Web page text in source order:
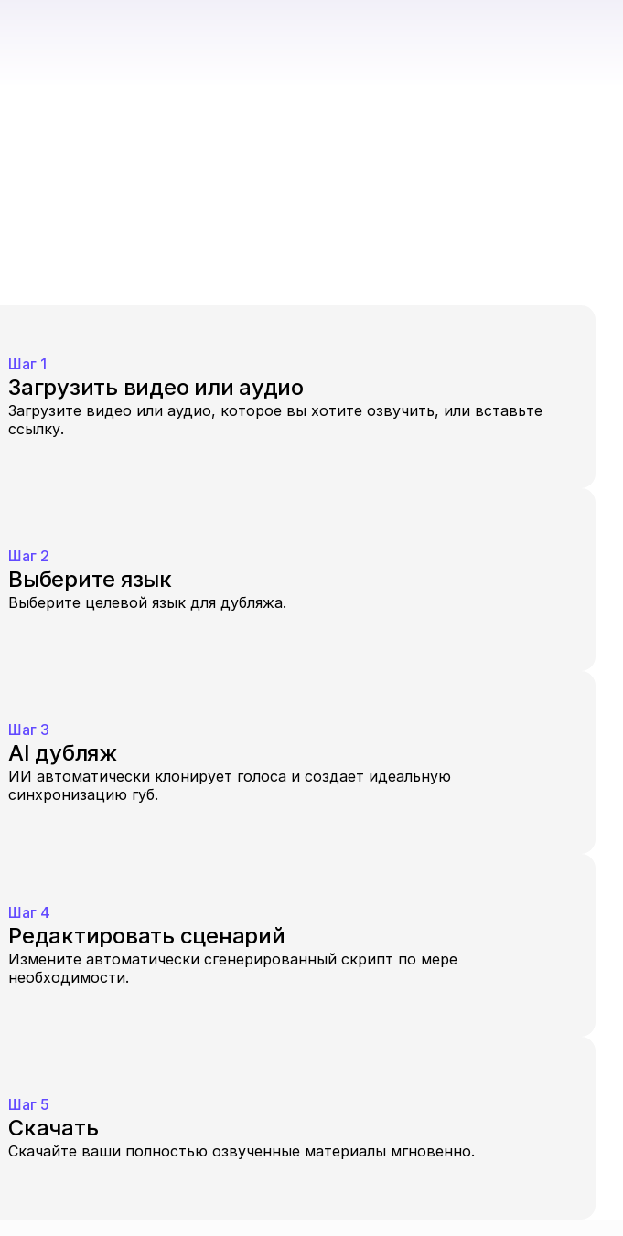
Шаг 1
Загрузить видео или аудио
Загрузите видео или аудио, которое вы хотите озвучить, или вставьте
ссылку.
Шаг 2
Выберите язык
Выберите целевой язык для дубляжа.
Шаг 3
AI дубляж
ИИ автоматически клонирует голоса и создает идеальную
синхронизацию губ.
Шаг 4
Редактировать сценарий
Измените автоматически сгенерированный скрипт по мере
необходимости.
Шаг 5
Скачать
Скачайте ваши полностью озвученные материалы мгновенно.